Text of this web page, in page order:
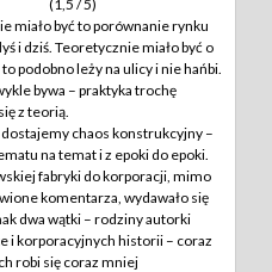
(1,5 / 5)
miało być to porównanie rynku
i dziś. Teoretycznie miało być o
podobno leży na ulicy i nie hańbi.
bywa – praktyka trochę
z teorią.
chaos konstrukcyjny –
na temat i z epoki do epoki.
fabryki do korporacji, mimo
komentarza, wydawało się
dwa wątki – rodziny autorki
i korporacyjnych historii – coraz
robi się coraz mniej